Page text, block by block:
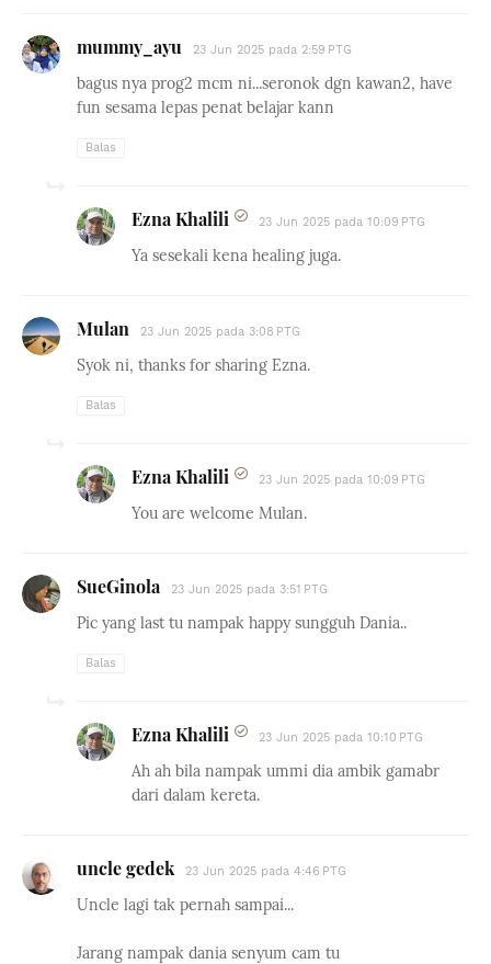
mummy_ayu 23 Jun 2025 pada 2:59 PTG
bagus nya prog2 mcm ni...seronok dgn kawan2, have
fun sesama lepas penat belajar kann
Balas
Ezna Khalili 23 Jun 2025 pada 10:09 PTG
Ya sesekali kena healing juga.
Mulan 23 Jun 2025 pada 3:08 PTG
Syok ni, thanks for sharing Ezna.
Balas
Ezna Khalili 23 Jun 2025 pada 10:09 PTG
You are welcome Mulan.
SueGinola 23 Jun 2025 pada 3:51 PTG
Pic yang last tu nampak happy sungguh Dania..
Balas
Ezna Khalili 23 Jun 2025 pada 10:10 PTG
Ah ah bila nampak ummi dia ambik gamabr
dari dalam kereta.
uncle gedek 23 Jun 2025 pada 4:46 PTG
Uncle lagi tak pernah sampai...
Jarang nampak dania senyum cam tu